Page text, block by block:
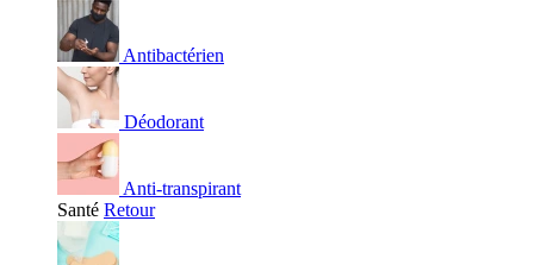
Antibactérien
Déodorant
Anti-transpirant
Santé Retour